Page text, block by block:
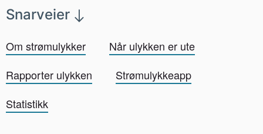
Snarveier
Om strømulykker
Når ulykken er ute
Rapporter ulykken
Strømulykkeapp
Statistikk